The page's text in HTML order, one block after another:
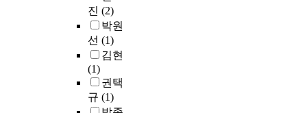
진 (2)
박원
선 (1)
김현
(1)
권택
규 (1)